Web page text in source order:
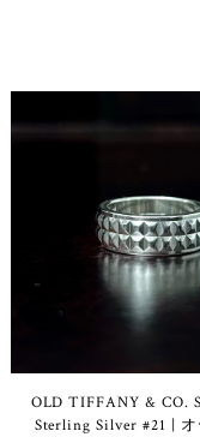
OLD TIFFANY & CO.
Sterling Silver #21 | オ